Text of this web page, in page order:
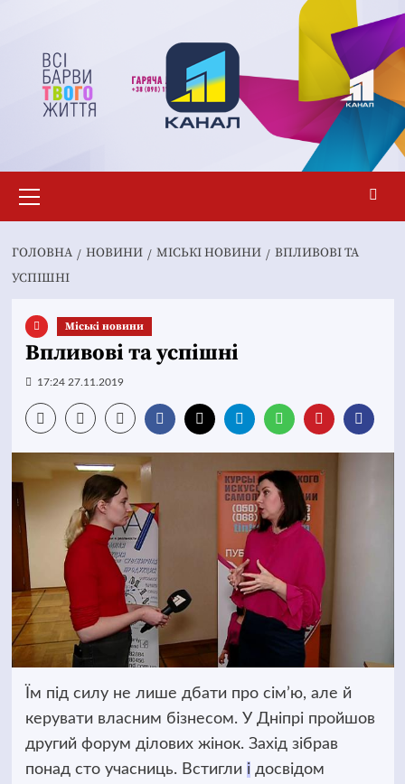
вмісту
меню
ГОЛОВНА НОВИНИ MІСЬКІ НОВИНИ
ВПЛИВОВІ ТА
УСПІШНІ
Mіські новини
Впливові та успішні
17:24 27.11.2019
Їм під силу не лише дбати про сім’ю, але й
керувати власним бізнесом. У Дніпрі пройшов
другий форум ділових жінок. Захід зібрав
понад сто учасниць. Встигли ідосвідом